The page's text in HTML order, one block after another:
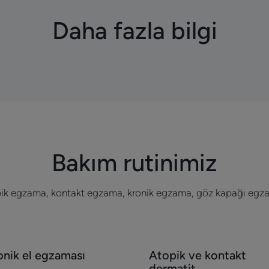
Daha fazla bilgi
Bakım rutinimiz
egzama, kontakt egzama, kronik egzama, göz kapağı
el egzaması
Atopik
Atopik ve kontakt